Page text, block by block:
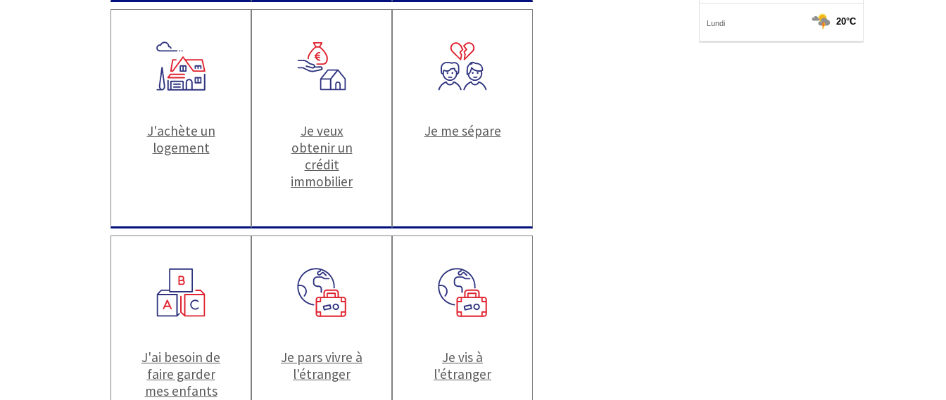
J'achète un
logement
Je veux
obtenir un
crédit
immobilier
Je me sépare
J'ai besoin de
faire garder
mes enfants
Je pars vivre à
l'étranger
Je vis à
l'étranger